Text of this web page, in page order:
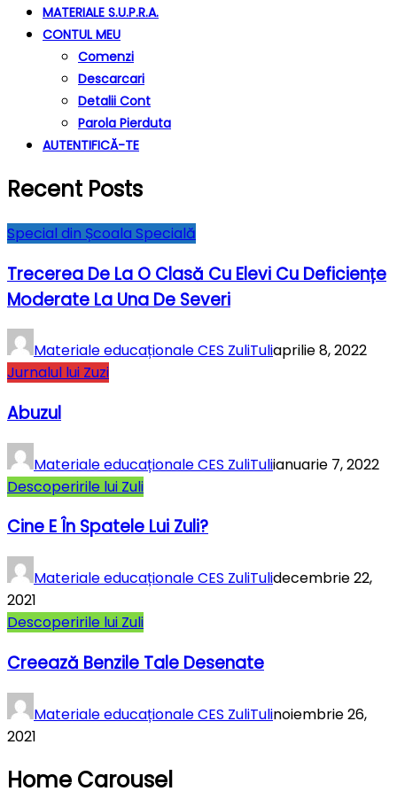
MATERIALE S.U.P.R.A.
CONTUL MEU
Comenzi
Descarcari
Detalii Cont
Parola Pierduta
AUTENTIFICĂ-TE
Recent Posts
Special din Școala Specială
Trecerea De La O Clasă Cu Elevi Cu Deficiențe
Moderate La Una De Severi
Materiale educaționale CES ZuliTuliaprilie 8, 2022
Jurnalul lui Zuzi
Abuzul
Materiale educaționale CES ZuliTuliianuarie 7, 2022
Descoperirile lui Zuli
Cine E În Spatele Lui Zuli?
Materiale educaționale CES ZuliTulidecembrie 22,
2021
Descoperirile lui Zuli
Creează Benzile Tale Desenate
Materiale educaționale CES ZuliTulinoiembrie 26,
2021
Home Carousel